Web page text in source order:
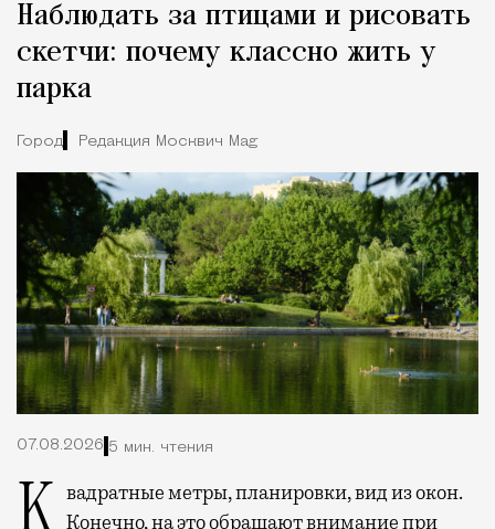
Наблюдать за птицами и рисовать
скетчи: почему классно жить у
парка
Город Редакция Москвич Mag
07.08.2026 5 мин. чтения
Конечно, на это обращают внимание при